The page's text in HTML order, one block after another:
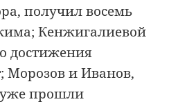
получил восемь
Кенжигалиевой
достижения
Морозов и Иванов,
прошли